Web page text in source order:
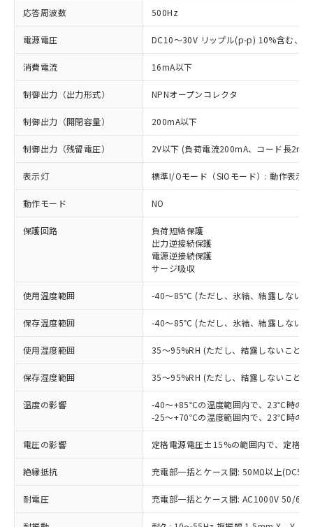
応答周波数 500Hz
電源電圧 DC10～30V リップル(p-p) 10%含む、
消費電流 16mA以下
制御出力（出力形式） NPNオープンコレクタ
制御出力（開閉容量） 200mA以下
制御出力（残留電圧） 2V以下 (負荷電流200mA、コード長2m
表示灯 標準I/Oモード（SIOモード）: 動作表示
動作モード NO
保護回路
負荷短絡保護
出力逆接続保護
電源逆接続保護
サージ吸収
使用温度範囲 -40～85℃ (ただし、氷結、結露しないこ
保存温度範囲 -40～85℃ (ただし、氷結、結露しないこ
使用湿度範囲 35～95%RH (ただし、結露しないこと)
保存湿度範囲 35～95%RH (ただし、結露しないこと)
温度の影響
-40～+85℃の温度範囲内で、23℃時の
-25～+70℃の温度範囲内で、23℃時の
電圧の影響 定格電源電圧±15%の範囲内で、定格
絶縁抵抗 充電部一括とケース間: 50MΩ以上
耐電圧 充電部一括とケース間: AC1000V 50/
以下の条件をお読みいただき、同意のうえ
本サービスは、当社制御機器事業取扱
商品の当社在庫状況および標準価格
(税抜)を提供させていただくもので
当社制御機器事業取扱商品の中には、
本サービスの対象外となる商品もある
ことをご了承ください。
対応済み：EU RoHS指令（10物質）の
非含有に対応した製品が提供可能な商品で
対応予定：EU RoHS指令（10物質）の非含
有に対応した製品に切り替える予定のある
商品です。
対応予定なし：EU RoHS指令（10物質）の
非含有に非対応の商品で、対応品を出す予
調査・確認中：EU RoHS指令（10物質）の
非含有の対応状況を調査中または確認中の
商品です。
非該当品：ライセンス料など無形物で、有
害物質有無と関係のない商品です。
仕入先様の事情により、非含有部品として
いたものが、含有品と判明した場合などや
むを得ず変更することがあります。
※1 中国RoHS○×表
「○」：最大均質材料含有率が中国RoHSの
基準値以下であることを示します。
「×」：最大均質材料含有率が中国RoHSの
基準値を超えていることを示します。
「－」：未確認です。当社販売部門へお問
当社は、これら貴社製品のうち、外国
為替および外国貿易法に定める商品